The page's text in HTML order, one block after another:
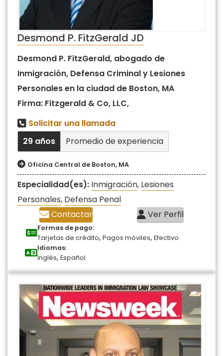
Desmond P. FitzGerald JD
Desmond P. FitzGerald, abogado de
Inmigración, Defensa Criminal y Lesiones
Personales en la ciudad de Boston, MA
Firma: Fitzgerald & Co, LLC,
Solicitar una llamada
29 años
Promedio de experiencia
Oficina Central de Boston, MA
Especialidad(es): Inmigración, Lesiones
Personales, Defensa Penal
Contactar
Ver Perfil
Formas de pago:
Tarjetas de crédito, Pagos móviles, Efectivo
Idiomas:
Inglés, Español